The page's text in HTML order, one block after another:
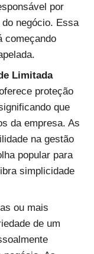
por
negócio. Essa
começando
Limitada
proteção
que
da empresa. As
na gestão
popular para
simplicidade
ou mais
de um